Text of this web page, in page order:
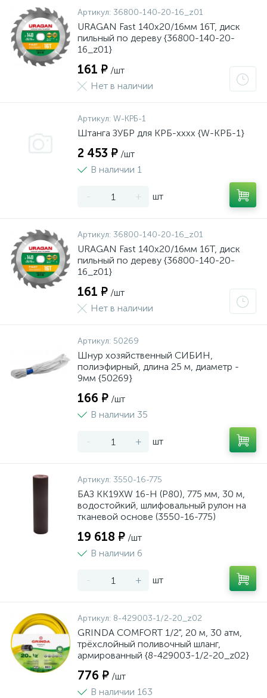
Артикул: 36800-140-20-16_z01
URAGAN Fast 140x20/16мм 16Т, диск
пильный по дереву {36800-140-20-
16_z01}
161 ₽ /шт
Нет в наличии
Артикул: W-КРБ-1
Штанга ЗУБР для КРБ-хххх {W-КРБ-1}
2 453 ₽ /шт
В наличии 1
- + шт
Артикул: 36800-140-20-16_z01
URAGAN Fast 140x20/16мм 16Т, диск
пильный по дереву {36800-140-20-
16_z01}
161 ₽ /шт
Нет в наличии
Артикул: 50269
Шнур хозяйственный СИБИН,
полиэфирный, длина 25 м, диаметр -
9мм {50269}
166 ₽ /шт
В наличии 35
- + шт
Артикул: 3550-16-775
БАЗ KK19XW 16-H (Р80), 775 мм, 30 м,
водостойкий, шлифовальный рулон на
тканевой основе (3550-16-775)
19 618 ₽ /шт
В наличии 6
- + шт
Артикул: 8-429003-1/2-20_z02
GRINDA COMFORT 1/2", 20 м, 30 атм,
трёхслойный поливочный шланг,
армированный {8-429003-1/2-20_z02}
776 ₽ /шт
В наличии 163